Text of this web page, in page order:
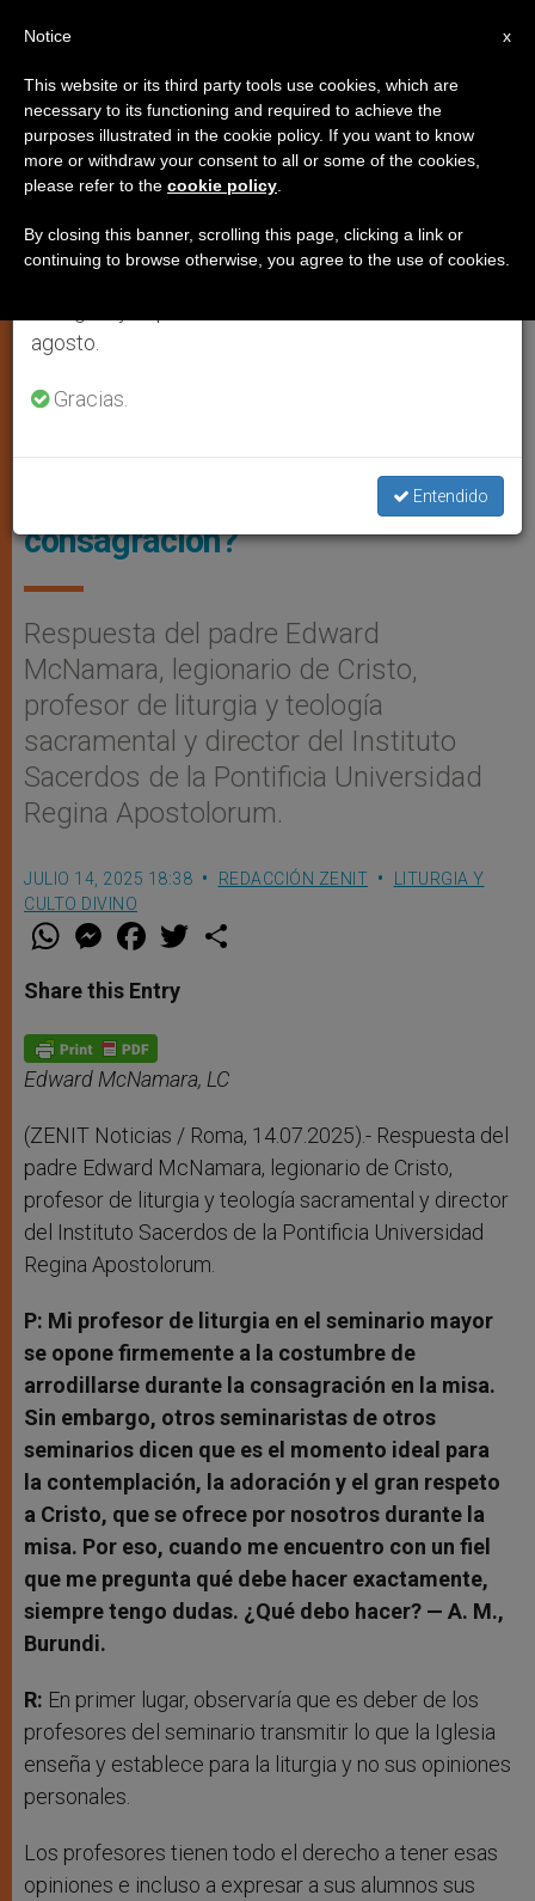
LITURGIA Y CULTO DIVINO
Preguntas sobre liturgia: ¿nos
debemos arrodillar durante la
consagración?
Respuesta del padre Edward
McNamara, legionario de Cristo,
profesor de liturgia y teología
sacramental y director del Instituto
Sacerdos de la Pontificia Universidad
Regina Apostolorum.
JULIO 14, 2025 18:38 REDACCIÓN ZENIT
LITURGIA Y
CULTO DIVINO
W
t
s
p
p
M
e
s
e
g
e
r
F
a
e
b
o
k
w
Share this Entry
Edward McNamara, LC
(ZENIT Noticias / Roma, 14.07.2025).- Respuesta del
padre Edward McNamara, legionario de Cristo,
profesor de liturgia y teología sacramental y director
del Instituto Sacerdos de la Pontificia Universidad
Regina Apostolorum.
P: Mi profesor de liturgia en el seminario mayor
se opone firmemente a la costumbre de
arrodillarse durante la consagración en la misa.
Sin embargo, otros seminaristas de otros
seminarios dicen que es el momento ideal para
la contemplación, la adoración y el gran respeto
a Cristo, que se ofrece por nosotros durante la
misa. Por eso, cuando me encuentro con un fiel
que me pregunta qué debe hacer exactamente,
siempre tengo dudas. ¿Qué debo hacer? — A. M.,
Burundi.
R: En primer lugar, observaría que es deber de los
profesores del seminario transmitir lo que la Iglesia
enseña y establece para la liturgia y no sus opiniones
personales.
Los profesores tienen todo el derecho a tener esas
opiniones e incluso a expresar a sus alumnos sus
×
Aviso importante
Del 27 de julio al 7 de agosto haremos la pausa
anual, aprovechando que en el periodo de verano
se generan menos informaciones y también el
agosto.
Gracias.
Entendido
x
Notice
This website or its third party tools use cookies, which are
necessary to its functioning and required to achieve the
purposes illustrated in the cookie policy. If you want to know
more or withdraw your consent to all or some of the cookies,
please refer to the cookie policy
By closing this banner, scrolling this page, clicking a link or
continuing to browse otherwise, you agree to the use of cookies.